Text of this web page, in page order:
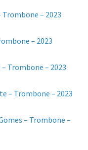
– 2023
– 2023
Trombone – 2023
– Trombone – 2023
– Trombone –